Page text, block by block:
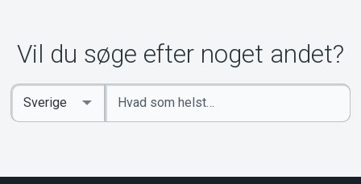
Vil du søge efter noget andet?
Indtast
søgeord
Select
Country